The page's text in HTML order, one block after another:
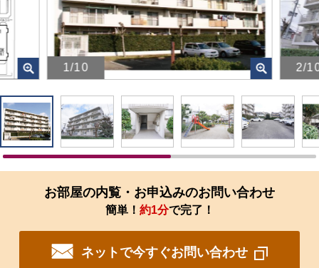
1/10
画
を
ク
リ
す
拡
大
さ
2/
画
像
を
ク
リ
拡
お部屋の内覧・お申込みのお問い合わせ
簡単！ 約1分で完了！
ネットで今すぐお問い合わせ